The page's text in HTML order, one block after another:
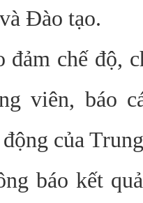
Đào tạo.
đảm chế độ,
viên, báo
của
báo kết